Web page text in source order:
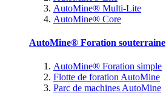
AutoMine® Multi-Lite
AutoMine® Core
AutoMine® Foration souterraine
AutoMine® Foration simple
Flotte de foration AutoMine
Parc de machines AutoMine